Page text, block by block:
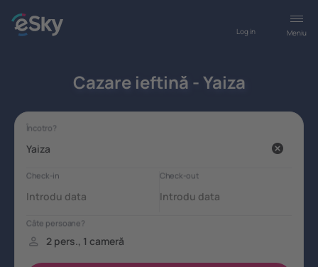
Meniu
Log in
Cazare ieftină - Yaiza